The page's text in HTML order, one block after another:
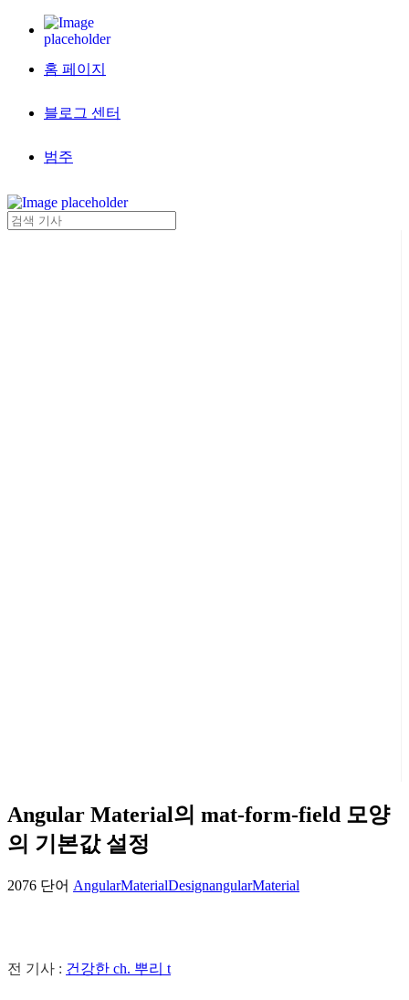
홈 페이지
블로그 센터
범주
Angular Material의 mat-form-field 모양
의 기본값 설정
2076 단어 AngularMaterialDesignangularMaterial
전 기사 : 건강한 ch. 뿌리 t